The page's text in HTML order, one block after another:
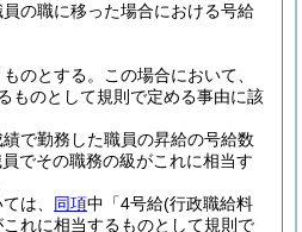
の職に移った場合における号給
のとする。
この場合において、
ものとして規則で定める事由に該
で勤務した職員の昇給の号給数
でその職務の級がこれに相当す
は、 同項中「4号給(行政職給料
れに相当するものとして規則で